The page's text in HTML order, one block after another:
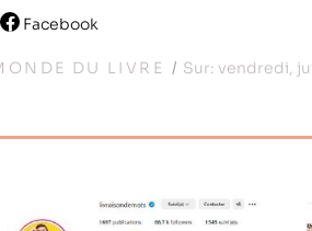
Facebook
DU LIVRE Sur: vendredi,